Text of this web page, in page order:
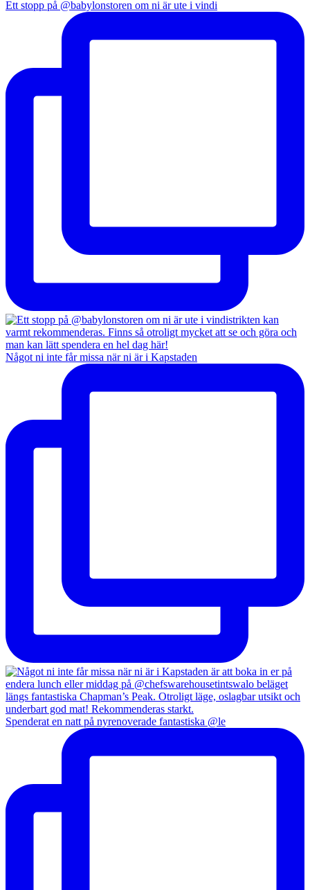
Ett stopp på @babylonstoren om ni är ute i vindi
Något ni inte får missa när ni är i Kapstaden
Spenderat en natt på nyrenoverade fantastiska @le